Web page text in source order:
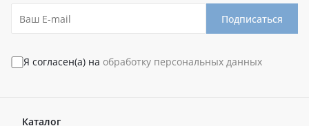
Подписаться
Я согласен(а) на обработку персональных данных
Каталог